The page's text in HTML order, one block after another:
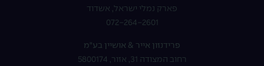
פארק נמלי ישראל, אשדוד
072-264-2601
פרידנזון אייר & אושיין בע"מ
רחוב המצודה 31, אזור, 5800174